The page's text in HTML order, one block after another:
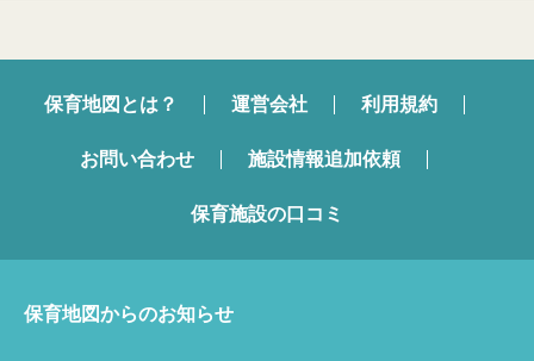
保育地図とは？ 運営会社 利用規約
お問い合わせ 施設情報追加依頼
保育施設の口コミ
保育地図からのお知らせ